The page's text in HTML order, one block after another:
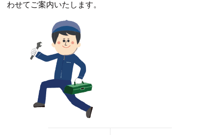
わせてご案内いたします。